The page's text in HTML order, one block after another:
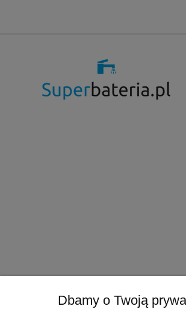
Dbamy o Twoją